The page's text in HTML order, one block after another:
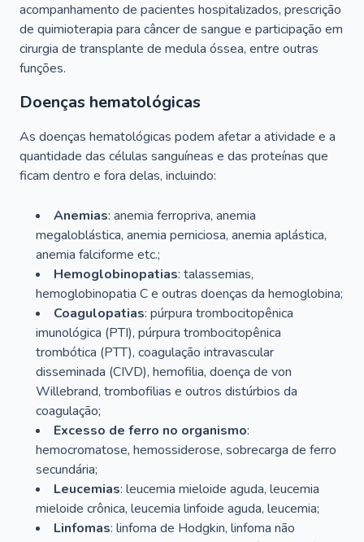
acompanhamento de pacientes hospitalizados, prescrição
de quimioterapia para câncer de sangue e participação em
cirurgia de transplante de medula óssea, entre outras
funções.
Doenças hematológicas
As doenças hematológicas podem afetar a atividade e a
quantidade das células sanguíneas e das proteínas que
ficam dentro e fora delas, incluindo:
Anemias: anemia ferropriva, anemia
megaloblástica, anemia perniciosa, anemia aplástica,
anemia falciforme etc.;
Hemoglobinopatias: talassemias,
hemoglobinopatia C e outras doenças da hemoglobina;
Coagulopatias: púrpura trombocitopênica
imunológica (PTI), púrpura trombocitopênica
trombótica (PTT), coagulação intravascular
disseminada (CIVD), hemofilia, doença de von
Willebrand, trombofilias e outros distúrbios da
coagulação;
Excesso de ferro no organismo:
hemocromatose, hemossiderose, sobrecarga de ferro
secundária;
Leucemias: leucemia mieloide aguda, leucemia
mieloide crônica, leucemia linfoide aguda, leucemia;
Linfomas: linfoma de Hodgkin, linfoma não